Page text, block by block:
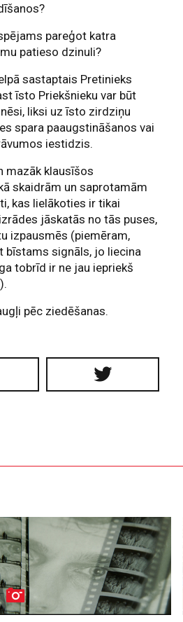
pareģot katra
patieso dzinuli?
sastaptais Pretinieks
īsto Priekšnieku var būt
liksi uz īsto zirdziņu
spara paaugstināšanos vai
iestidzis.
mazāk klausīšos
skaidrām un saprotamām
kas lielākoties ir tikai
jāskatās no tās puses,
izpausmēs (piemēram,
bīstams signāls, jo liecina
tobrīd ir ne jau iepriekš
pēc ziedēšanas.